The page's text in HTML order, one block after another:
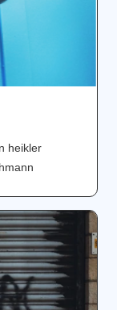
heikler